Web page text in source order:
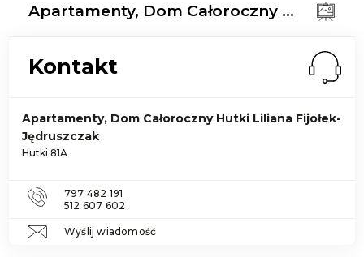
Apartamenty, Dom Całoroczny Hutki Liliana Fijołek-Jędruszczak
Kontakt
Apartamenty, Dom Całoroczny Hutki Liliana Fijołek-
Jędruszczak
Hutki 81A
797 482 191
512 607 602
Wyślij wiadomość